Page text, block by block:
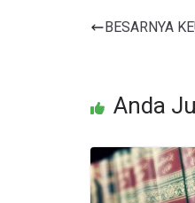
BESARNYA
Anda